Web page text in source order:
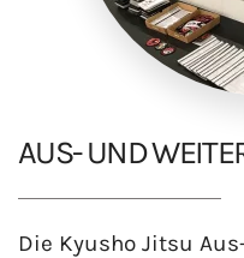
AUS- UND
Die Kyusho Jitsu